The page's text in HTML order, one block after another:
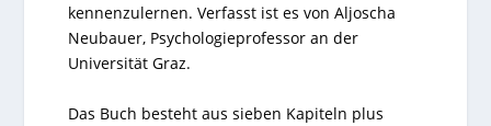
kennenzulernen. Verfasst ist es von Aljoscha
Neubauer, Psychologieprofessor an der
Universität Graz.
Das Buch besteht aus sieben Kapiteln plus